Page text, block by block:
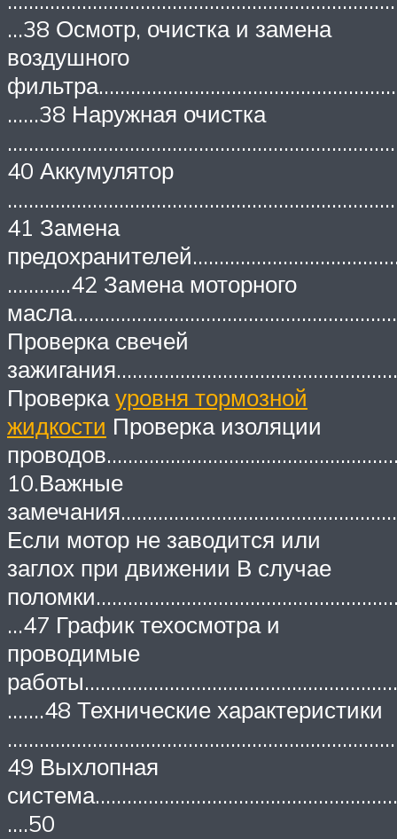
…38 Осмотр, очистка и замена
воздушного
……38 Наружная очистка
40 Аккумулятор
41 Замена
…………42 Замена моторного
Проверка свечей
Проверкауровня тормозной
жидкости Проверка изоляции
10.Важные
Если мотор не заводится или
заглох при движении В случае
…47 График техосмотра и
проводимые
…….48 Технические характеристики
49 Выхлопная
….50